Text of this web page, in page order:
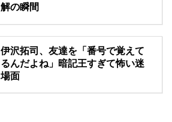
解の瞬間
伊沢拓司、友達を「番号で覚えて
るんだよね」暗記王すぎて怖い迷
場面